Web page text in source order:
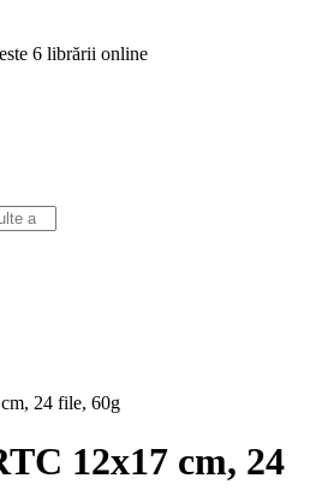
6 librării online
12x17 cm, 24